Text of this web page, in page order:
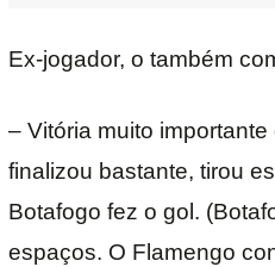
Ex-jogador, o também
– Vitória muito
finalizou bastante, tirou
Botafogo fez o gol.
espaços. O Flamengo